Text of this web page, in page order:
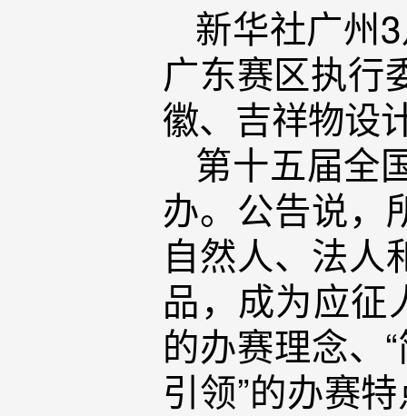
新华社广州
广东赛区执行
徽、吉祥物设
第十五届全
办。公告说，
自然人、法人
品，成为应征
的办赛理念、
引领”的办赛